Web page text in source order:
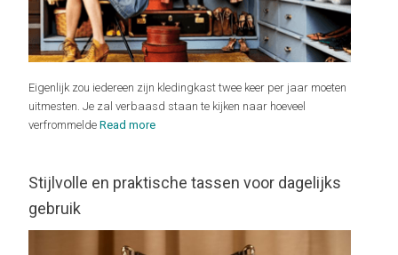
Eigenlijk zou iedereen zijn kledingkast twee keer per jaar moeten
uitmesten. Je zal verbaasd staan te kijken naar hoeveel
verfrommeldeRead more
Stijlvolle en praktische tassen voor dagelijks
gebruik